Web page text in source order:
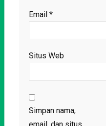
Email *
Situs Web
Simpan nama,